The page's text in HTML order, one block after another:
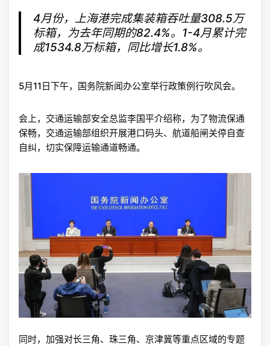
4月份，上海港完成集装箱吞吐量308.5万
标箱，为去年同期的82.4%。1-4月累计完
成1534.8万标箱，同比增长1.8%。
5月11日下午，国务院新闻办公室举行政策例行吹风会。
会上，交通运输部安全总监李国平介绍称，为了物流保通
保畅，交通运输部组织开展港口码头、航道船闸关停自查
自纠，切实保障运输通道畅通。
同时，加强对长三角、珠三角、京津冀等重点区域的专题